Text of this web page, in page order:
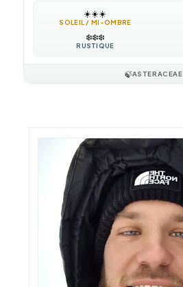
☀️☀️☀️
SOLEIL / MI-OMBRE
❄️❄️❄️
RUSTIQUE
🍃ASTERACEAE